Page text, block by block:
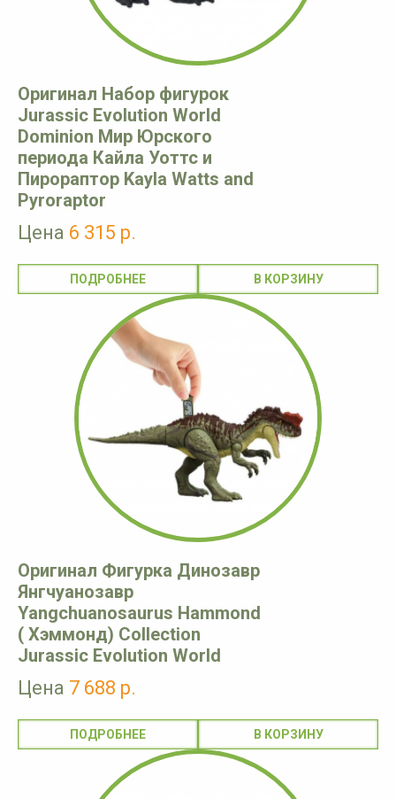
Оригинал Набор фигурок
Jurassic Evolution World
Dominion Мир Юрского
периода Кайла Уоттс и
Пирораптор Kayla Watts and
Pyroraptor
Цена 6 315 р.
ПОДРОБНЕЕ
Оригинал Фигурка Динозавр
Янгчуанозавр
Yangchuanosaurus Hammond
( Хэммонд) Collection
Jurassic Evolution World
Цена 7 688 р.
ПОДРОБНЕЕ